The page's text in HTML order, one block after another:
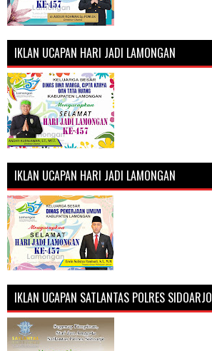
IKLAN UCAPAN HARI JADI LAMONGAN
IKLAN UCAPAN HARI JADI LAMONGAN
IKLAN UCAPAN SATLANTAS POLRES SIDOARJO